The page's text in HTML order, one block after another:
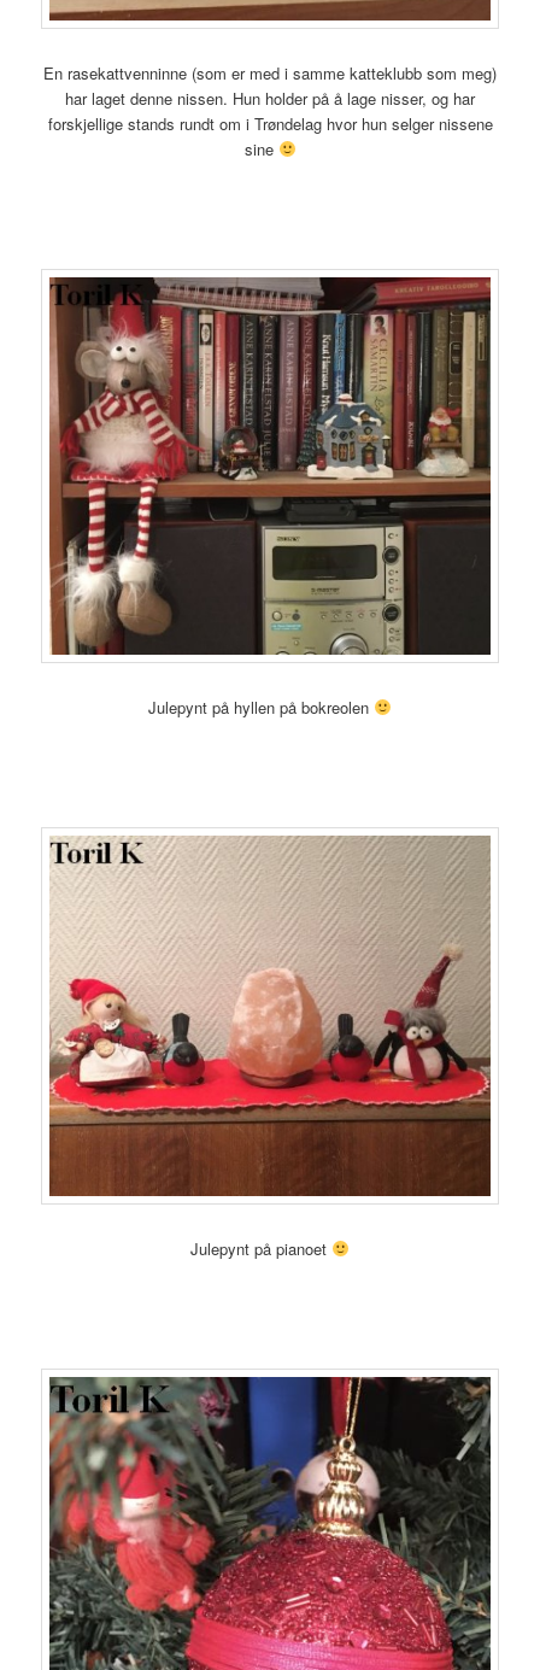
En rasekattvenninne (som er med i samme katteklubb som meg)
har laget denne nissen. Hun holder på å lage nisser, og har
forskjellige stands rundt om i Trøndelag hvor hun selger nissene
sine
Julepynt på hyllen på bokreolen
Julepynt på pianoet